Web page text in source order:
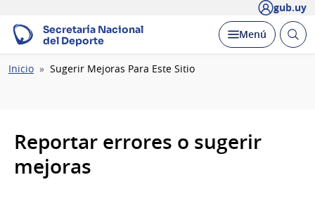
gub.uy
Secretaría Nacional
del Deporte
Desplegar
Menú Abrir
Ruta
Inicio Sugerir Mejoras Para Este Sitio
Reportar errores o sugerir
mejoras